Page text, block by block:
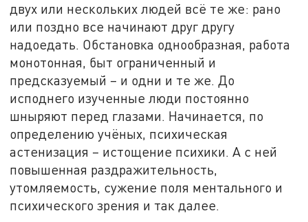
двух или нескольких людей всё те же: рано
или поздно все начинают друг другу
надоедать. Обстановка однообразная, работа
монотонная, быт ограниченный и
предсказуемый – и одни и те же. До
исподнего изученные люди постоянно
шныряют перед глазами. Начинается, по
определению учёных, психическая
астенизация – истощение психики. А с ней
повышенная раздражительность,
утомляемость, сужение поля ментального и
психического зрения и так далее.